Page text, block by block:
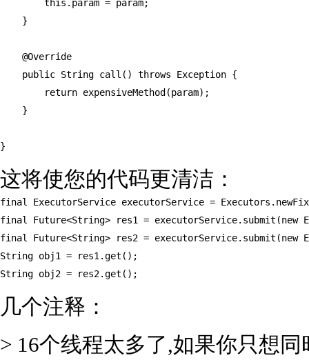
        this.param = param;
    }
    @Override
    public String call() throws Exception {
        return expensiveMethod(param);
    }
}
这将使您的代码更清洁：
final ExecutorService executorService =
final Future<String> res1 = executorService.submit(new
final Future<String> res2 = executorService.submit(new
String obj1 = res1.get();
String obj2 = res2.get();
几个注释：
> 16个线程太多了,如果你只想